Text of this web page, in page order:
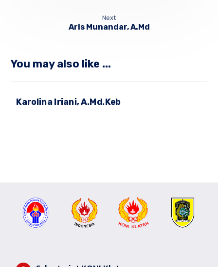
Next
Aris Munandar, A.Md
You may also like ...
Karolina Iriani, A.Md.Keb